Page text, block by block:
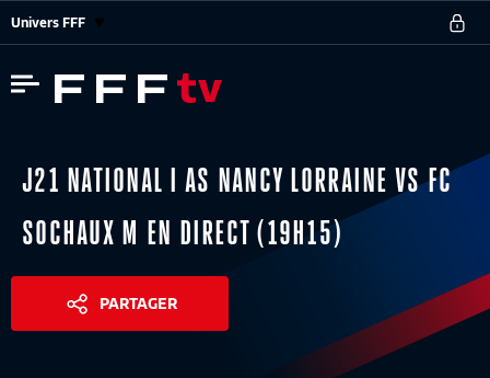
Univers FFF
J21 NATIONAL I AS NANCY LORRAINE VS FC
SOCHAUX M EN DIRECT (19H15)
PARTAGER